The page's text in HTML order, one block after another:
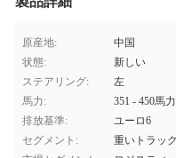
原産地:
中国
状態:
新しい
ステアリング:
左
馬力:
351 - 450馬力
排放基準:
ユーロ6
セグメント:
重いトラック